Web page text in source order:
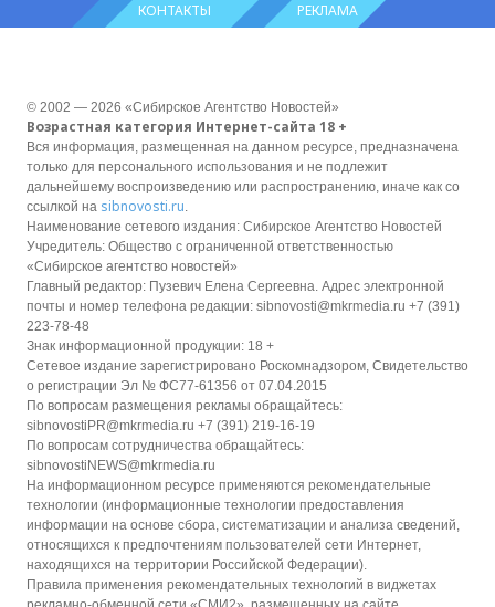
КОНТАКТЫ РЕКЛАМА
© 2002 — 2026 «Сибирское Агентство Новостей»
Возрастная категория Интернет-сайта 18 +
Вся информация, размещенная на данном ресурсе, предназначена
только для персонального использования и не подлежит
дальнейшему воспроизведению или распространению, иначе как со
ссылкой на sibnovosti.ru.
Наименование сетевого издания: Сибирское Агентство Новостей
Учредитель: Общество с ограниченной ответственностью
«Сибирское агентство новостей»
Главный редактор: Пузевич Елена Сергеевна. Адрес электронной
почты и номер телефона редакции: sibnovosti@mkrmedia.ru +7 (391)
223-78-48
Знак информационной продукции: 18 +
Сетевое издание зарегистрировано Роскомнадзором, Свидетельство
о регистрации Эл № ФС77-61356 от 07.04.2015
По вопросам размещения рекламы обращайтесь:
sibnovostiPR@mkrmedia.ru +7 (391) 219-16-19
По вопросам сотрудничества обращайтесь:
sibnovostiNEWS@mkrmedia.ru
На информационном ресурсе применяются рекомендательные
технологии (информационные технологии предоставления
информации на основе сбора, систематизации и анализа сведений,
относящихся к предпочтениям пользователей сети Интернет,
находящихся на территории Российской Федерации).
Правила применения рекомендательных технологий в виджетах